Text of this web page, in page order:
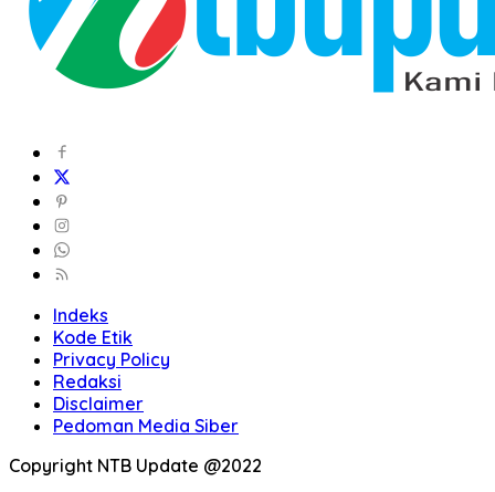
Indeks
Kode Etik
Privacy Policy
Redaksi
Disclaimer
Pedoman Media Siber
Copyright NTB Update @2022